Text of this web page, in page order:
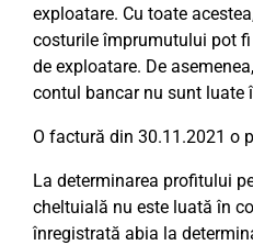
exploatare. Cu toate
costurile împrumutului pot
de exploatare. De
contul bancar nu sunt luate
O factură din 30.11.2021 o
La determinarea profitului
cheltuială nu este luată în
înregistrată abia la